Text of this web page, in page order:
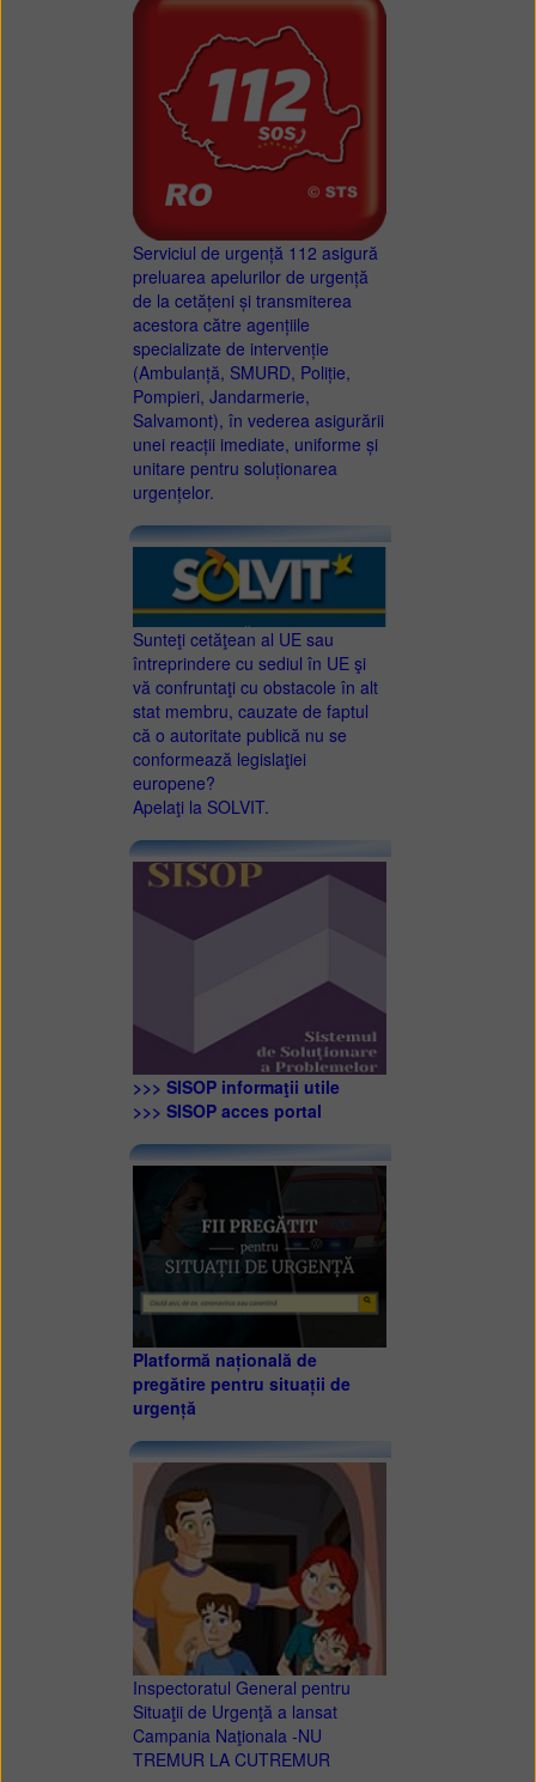
Serviciul de urgență 112 asigură
preluarea apelurilor de urgență
de la cetățeni și transmiterea
acestora către agențiile
specializate de intervenție
(Ambulanță, SMURD, Poliție,
Pompieri, Jandarmerie,
Salvamont), în vederea asigurării
unei reacții imediate, uniforme și
unitare pentru soluționarea
urgențelor.
Sunteţi cetăţean al UE sau
întreprindere cu sediul în UE şi
vă confruntaţi cu obstacole în alt
stat membru, cauzate de faptul
că o autoritate publică nu se
conformează legislaţiei
europene?
Apelaţi la SOLVIT.
>>> SISOP informaţii utile
>>> SISOP acces portal
Platformă națională de
pregătire pentru situații de
urgență
Inspectoratul General pentru
Situaţii de Urgenţă a lansat
Campania Naţionala -NU
TREMUR LA CUTREMUR